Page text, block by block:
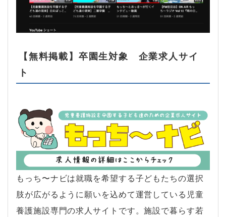
【無料掲載】卒園生対象 企業求人サイ
ト
もっち〜ナビは就職を希望する子どもたちの選択
肢が広がるように願いを込めて運営している児童
養護施設専門の求人サイトです。施設で暮らす若